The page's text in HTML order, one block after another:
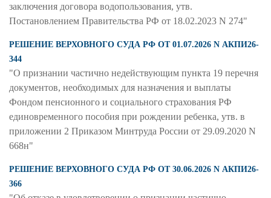
заключения договора водопользования, утв.
Постановлением Правительства РФ от 18.02.2023 N 274"
РЕШЕНИЕ ВЕРХОВНОГО СУДА РФ ОТ 01.07.2026 N АКПИ26-
344
"О признании частично недействующим пункта 19 перечня
документов, необходимых для назначения и выплаты
Фондом пенсионного и социального страхования РФ
единовременного пособия при рождении ребенка, утв. в
приложении 2 Приказом Минтруда России от 29.09.2020 N
668н"
РЕШЕНИЕ ВЕРХОВНОГО СУДА РФ ОТ 30.06.2026 N АКПИ26-
366